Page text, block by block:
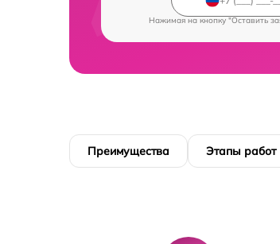
Нажимая на кнопку "Оставить
Преимущества Этапы работ